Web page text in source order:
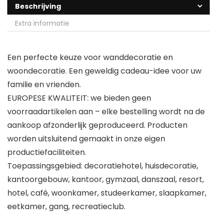
Beschrijving
Extra informatie
Een perfecte keuze voor wanddecoratie en
woondecoratie. Een geweldig cadeau-idee voor uw
familie en vrienden.
EUROPESE KWALITEIT: we bieden geen
voorraadartikelen aan – elke bestelling wordt na de
aankoop afzonderlijk geproduceerd. Producten
worden uitsluitend gemaakt in onze eigen
productiefaciliteiten.
Toepassingsgebied: decoratiehotel, huisdecoratie,
kantoorgebouw, kantoor, gymzaal, danszaal, resort,
hotel, café, woonkamer, studeerkamer, slaapkamer,
eetkamer, gang, recreatieclub.